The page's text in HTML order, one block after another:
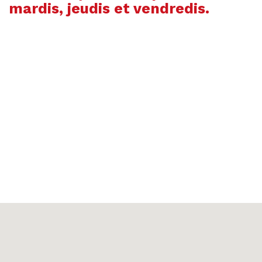
mardis, jeudis et vendredis.